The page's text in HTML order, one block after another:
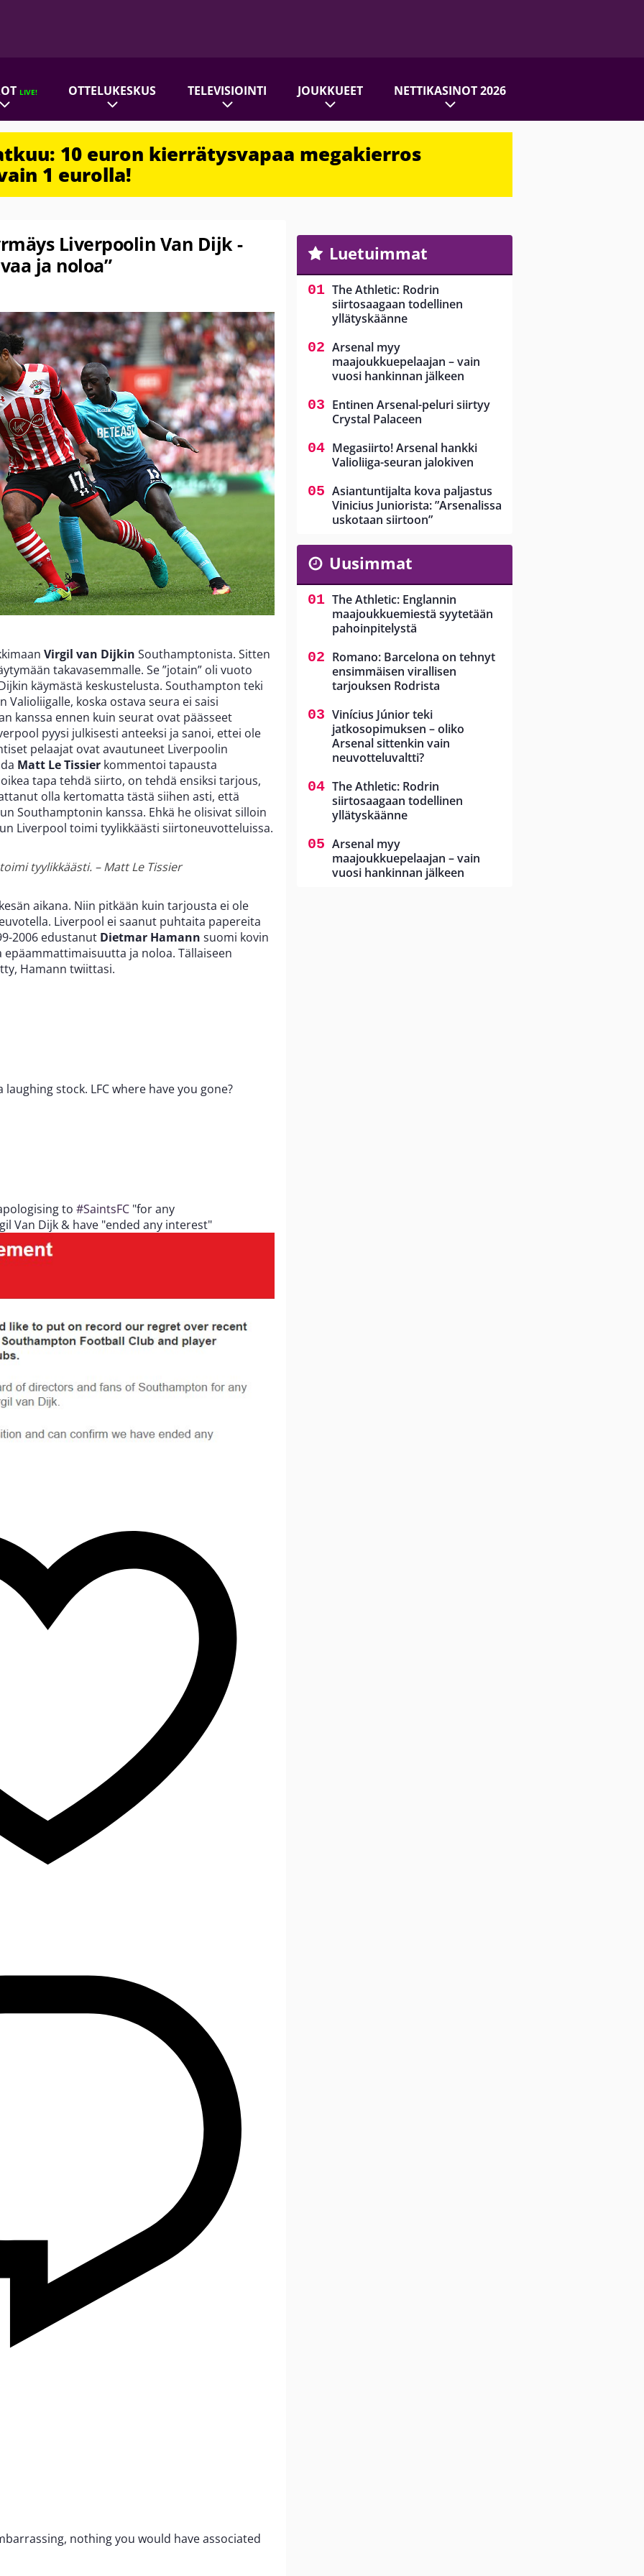
LIVE! OTTELUKESKUS TELEVISIOINTI JOUKKUEET NETTIKASINOT 2026
10 euron kierrätysvapaa megakierros
1 eurolla!
Liverpoolin Van Dijk -
ja noloa”
Virgil van Dijkin Southamptonista. Sitten
takavasemmalle. Se ”jotain” oli vuoto
käymästä keskustelusta. Southampton teki
koska ostava seura ei saisi
kanssa ennen kuin seurat ovat päässeet
pyysi julkisesti anteeksi ja sanoi, ettei ole
pelaajat ovat avautuneet Liverpoolin
Matt Le Tissier kommentoi tapausta
tapa tehdä siirto, on tehdä ensiksi tarjous,
olla kertomatta tästä siihen asti, että
Southamptonin kanssa. Ehkä he olisivat silloin
Liverpool toimi tyylikkäästi siirtoneuvotteluissa.
tyylikkäästi. – Matt Le Tissier
aikana. Niin pitkään kuin tarjousta ei ole
Liverpool ei saanut puhtaita papereita
2006 edustanut Dietmar Hamann suomi kovin
ja noloa. Tällaiseen
Hamann twiittasi.
stock. LFC where have you gone?
to #SaintsFC "for any
Van Dijk & have "ended any interest"
nothing you would have associated
Luetuimmat
The Athletic: Rodrin
siirtosaagaan todellinen
yllätyskäänne
Arsenal myy
maajoukkuepelaajan – vain
vuosi hankinnan jälkeen
Entinen Arsenal-peluri siirtyy
Crystal Palaceen
Megasiirto! Arsenal hankki
Valioliiga-seuran jalokiven
Asiantuntijalta kova paljastus
Vinicius Juniorista: ”Arsenalissa
uskotaan siirtoon”
Uusimmat
The Athletic: Englannin
maajoukkuemiestä syytetään
pahoinpitelystä
Romano: Barcelona on tehnyt
ensimmäisen virallisen
tarjouksen Rodrista
Vinícius Júnior teki
jatkosopimuksen – oliko
Arsenal sittenkin vain
neuvotteluvaltti?
The Athletic: Rodrin
siirtosaagaan todellinen
yllätyskäänne
Arsenal myy
maajoukkuepelaajan – vain
vuosi hankinnan jälkeen